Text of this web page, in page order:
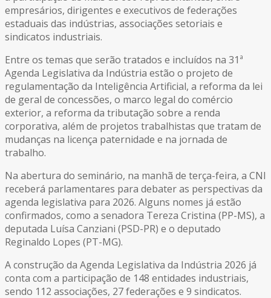
empresários, dirigentes e executivos de federações
estaduais das indústrias, associações setoriais e
sindicatos industriais.
Entre os temas que serão tratados e incluídos na 31ª
Agenda Legislativa da Indústria estão o projeto de
regulamentação da Inteligência Artificial, a reforma da lei
de geral de concessões, o marco legal do comércio
exterior, a reforma da tributação sobre a renda
corporativa, além de projetos trabalhistas que tratam de
mudanças na licença paternidade e na jornada de
trabalho.
Na abertura do seminário, na manhã de terça-feira, a CNI
receberá parlamentares para debater as perspectivas da
agenda legislativa para 2026. Alguns nomes já estão
confirmados, como a senadora Tereza Cristina (PP-MS), a
deputada Luísa Canziani (PSD-PR) e o deputado
Reginaldo Lopes (PT-MG).
A construção da Agenda Legislativa da Indústria 2026 já
conta com a participação de 148 entidades industriais,
sendo 112 associações, 27 federações e 9 sindicatos.